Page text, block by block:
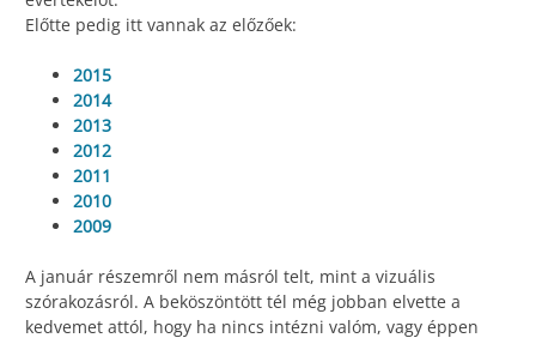
Előtte pedig itt vannak az előzőek:
2015
2014
2013
2012
2011
2010
2009
A január részemről nem másról telt, mint a vizuális
szórakozásról. A beköszöntött tél még jobban elvette a
kedvemet attól, hogy ha nincs intézni valóm, vagy éppen